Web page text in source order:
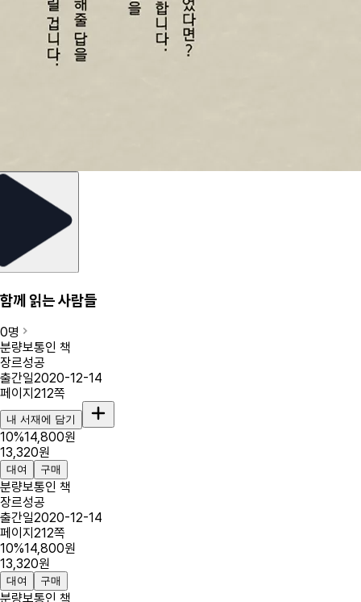
함께 읽는 사람들
0명
분량보통인 책
장르성공
출간일2020-12-14
페이지 212쪽
내 서재에 담기
10%14,800원
13,320원
대여 구매
분량보통인 책
장르성공
출간일2020-12-14
페이지 212쪽
10%14,800원
13,320원
대여 구매
분량보통인 책